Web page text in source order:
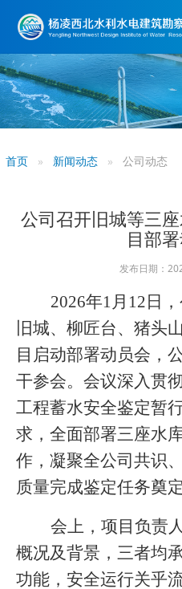
首页 新闻动态 公司动态
公司召开旧城等三
目部
发布日期：
2026年1月12日
旧城、柳匠台、猪头
目启动部署动员会，
干参会。会议深入贯
工程蓄水安全鉴定暂
求，全面部署三座水
作，凝聚全公司共识
质量完成鉴定任务奠
会上，项目负责
概况及背景，三者均
功能，安全运行关乎